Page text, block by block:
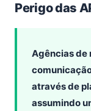
Perigo das
Agências de
através de
assumindo